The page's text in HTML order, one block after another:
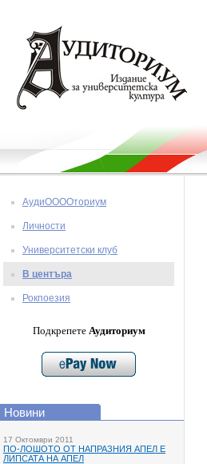
АудиООООториум
Личности
Университетски клуб
В центъра
Рокпоезия
Подкрепете Аудиториум
Новини
17 Октомври 2011
ПО-ЛОШОТО ОТ НАПРАЗНИЯ АПЕЛ Е
ЛИПСАТА НА АПЕЛ